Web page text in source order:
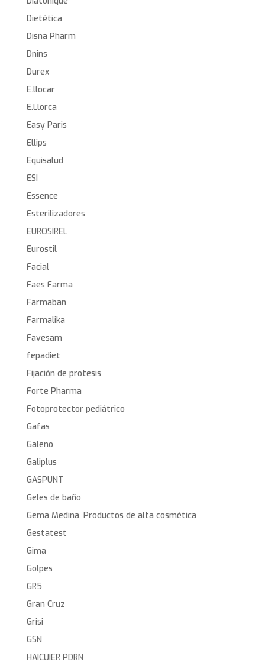
Dietética
Disna Pharm
Dnins
Durex
E.llocar
E.Llorca
Easy Paris
Ellips
Equisalud
ESI
Essence
Esterilizadores
EUROSIREL
Eurostil
Facial
Faes Farma
Farmaban
Farmalika
Favesam
fepadiet
Fijación de protesis
Forte Pharma
Fotoprotector pediátrico
Gafas
Galeno
Galiplus
GASPUNT
Geles de baño
Gema Medina. Productos de alta cosmética
Gestatest
Gima
Golpes
GR5
Gran Cruz
Grisi
GSN
HAICUIER PDRN